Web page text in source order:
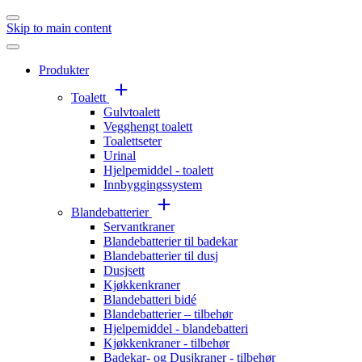
Skip to main content
Produkter
Toalett
Gulvtoalett
Vegghengt toalett
Toalettseter
Urinal
Hjelpemiddel - toalett
Innbyggingssystem
Blandebatterier
Servantkraner
Blandebatterier til badekar
Blandebatterier til dusj
Dusjsett
Kjøkkenkraner
Blandebatteri bidé
Blandebatterier – tilbehør
Hjelpemiddel - blandebatteri
Kjøkkenkraner - tilbehør
Badekar- og Dusjkraner - tilbehør